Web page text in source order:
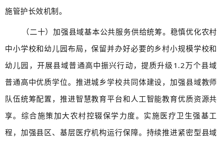
施管护长效机制。
（二十）加强县域基本公共服务供给统筹。稳慎优化农村
中小学校和幼儿园布局，保留并办好必要的乡村小规模学校和
幼儿园，开展县域普通高中振兴行动，提质升级1.2万个县域
普通高中优质学位。推进城乡学校共同体建设，加强县域教师
队伍统筹配置，推进智慧教育平台和人工智能教育优质资源共
享。综合施策加大农村控辍保学力度。实施医疗卫生强基工
程，加强县区、基层医疗机构运行保障。持续推进紧密型县域